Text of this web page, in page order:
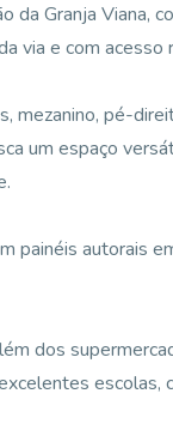
da Granja Viana,
via e com acesso
mezanino, pé-
um espaço
painéis autorais
dos
escolas,